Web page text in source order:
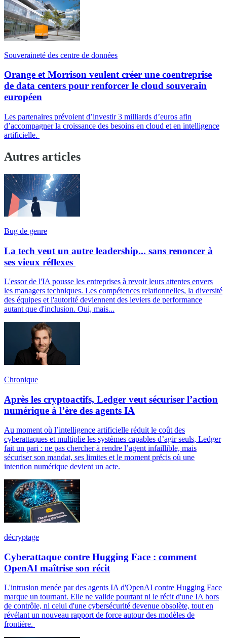
Souveraineté des centre de données
Orange et Morrison veulent créer une coentreprise
de data centers pour renforcer le cloud souverain
européen
Les partenaires prévoient d’investir 3 milliards d’euros afin
d’accompagner la croissance des besoins en cloud et en intelligence
artificielle.
Autres articles
Bug de genre
La tech veut un autre leadership... sans renoncer à
ses vieux réflexes
L'essor de l'IA pousse les entreprises à revoir leurs attentes envers
les managers techniques. Les compétences relationnelles, la diversité
des équipes et l'autorité deviennent des leviers de performance
autant que d'inclusion. Oui, mais...
Chronique
Après les cryptoactifs, Ledger veut sécuriser l’action
numérique à l’ère des agents IA
Au moment où l’intelligence artificielle réduit le coût des
cyberattaques et multiplie les systèmes capables d’agir seuls, Ledger
fait un pari : ne pas chercher à rendre l’agent infaillible, mais
sécuriser son mandat, ses limites et le moment précis où une
intention numérique devient un acte.
décryptage
Cyberattaque contre Hugging Face : comment
OpenAI maîtrise son récit
L'intrusion menée par des agents IA d'OpenAI contre Hugging Face
marque un tournant. Elle ne valide pourtant ni le récit d'une IA hors
de contrôle, ni celui d'une cybersécurité devenue obsolète, tout en
révélant un nouveau rapport de force autour des modèles de
frontière.